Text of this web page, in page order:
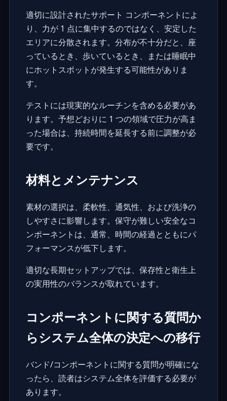
適切に設計されたサポート コンポーネントによ
り、力が 1 点に集中するのではなく、安定した
エリアに分散されます。分布が不十分だと、座
っているとき、歩いているとき、または睡眠中
にホットスポットが発生する可能性がありま
す。
テストには現実的なルーチンを含める必要があ
ります。予想どおりに 1 つの領域で圧力が高ま
った場合は、持続時間を延長する前に調整が必
要です。
材料とメンテナンス
素材の選択は、柔軟性、通気性、および洗浄の
しやすさに影響します。保守が難しい安全なコ
ンポーネントは、通常、時間の経過とともにパ
フォーマンスが低下します。
適切な長期セットアップでは、保存性と衛生上
の実用性のバランスが取れています。
コンポーネントに関する質問か
らシステム全体の決定への移行
バンド/コンポーネントに関する質問が明確にな
ったら、読者はシステム全体を評価する必要が
あります。